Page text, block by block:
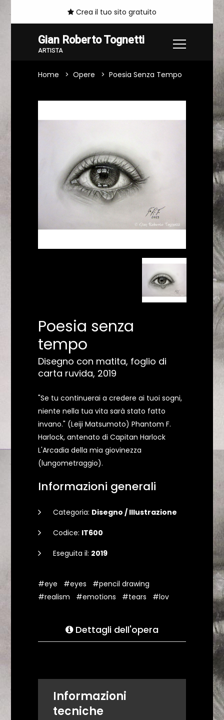
Crea il tuo sito gratuito
Gian Roberto Tognetti
ARTISTA
Home Opere Poesia Senza Tempo
Poesia senza
tempo
Disegno con matita, foglio di
carta ruvida, 2019
"Se tu continuerai a credere ai tuoi sogni,
niente nella tua vita sarà stato fatto
invano." (Leiji Matsumoto) Phantom F.
Harlock, antenato di Capitan Harlock
L'Arcadia della mia giovinezza
(lungometraggio).
Informazioni generali
Categoria: Disegno / Illustrazione
Codice: IT600
Eseguita il: 2019
#eye #eyes
#pencil drawing
#realism
#emotions #tears #lov
Dettagli dell'opera
Informazioni
tecniche